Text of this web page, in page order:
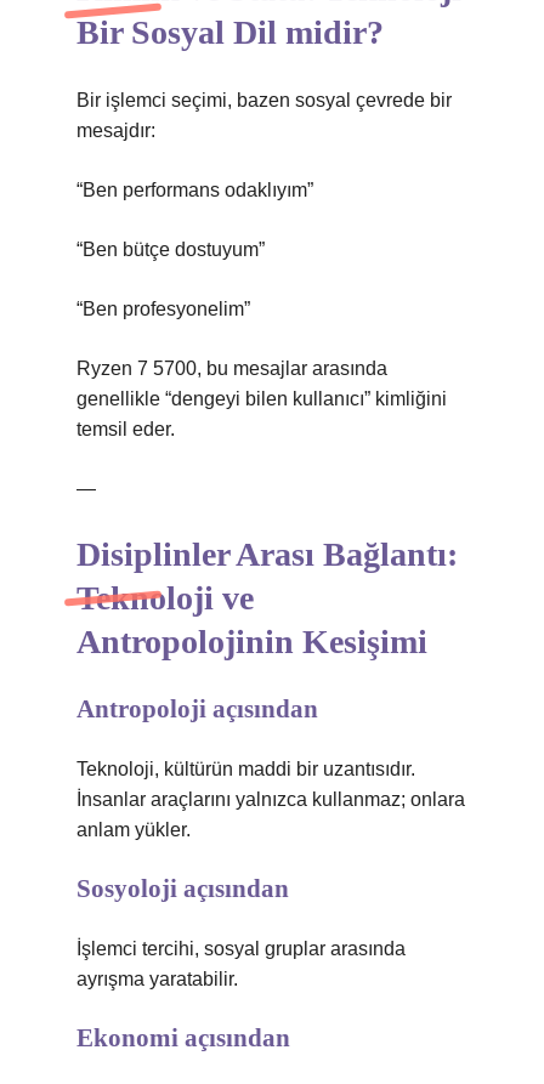
Bir Sosyal Dil midir?
Bir işlemci seçimi, bazen sosyal çevrede bir
mesajdır:
“Ben performans odaklıyım”
“Ben bütçe dostuyum”
“Ben profesyonelim”
Ryzen 7 5700, bu mesajlar arasında
genellikle “dengeyi bilen kullanıcı” kimliğini
temsil eder.
—
Disiplinler Arası Bağlantı:
Teknoloji ve
Antropolojinin Kesişimi
Antropoloji açısından
Teknoloji, kültürün maddi bir uzantısıdır.
İnsanlar araçlarını yalnızca kullanmaz; onlara
anlam yükler.
Sosyoloji açısından
İşlemci tercihi, sosyal gruplar arasında
ayrışma yaratabilir.
Ekonomi açısından